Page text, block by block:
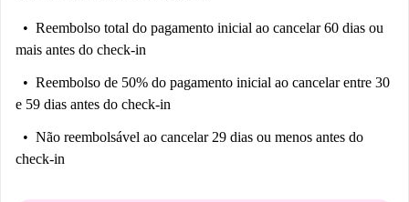
Reembolso total do pagamento inicial ao cancelar 60 dias ou
mais antes do check-in
Reembolso de 50% do pagamento inicial ao cancelar entre 30
e 59 dias antes do check-in
Não reembolsável ao cancelar 29 dias ou menos antes do
check-in